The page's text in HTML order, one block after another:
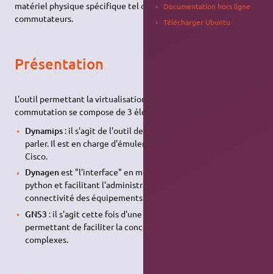
matériel physique spécifique tel que des routeurs ou des
commutateurs.
Présentation
L'outil permettant la virtualisation de ces outils de
commutation se compose de 3 éléments :
Dynamips: il s'agit de l'outil de virtualisation à proprement
parler. Il est en charge d'émuler les composants du matériel
Cisco.
Dynagenest "l'interface" en mode texte développée en
python et facilitant l'administration et la gestion et l'inter-
connectivité des équipements émulés.
GNS3 : il s'agit cette fois d'une interface graphique
permettant de faciliter la conception de topologies réseaux
complexes.
Documentation hors ligne
Télécharger Ubuntu